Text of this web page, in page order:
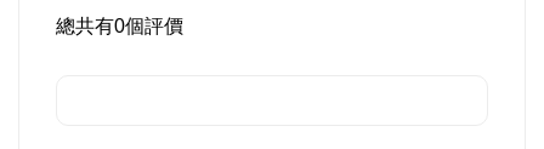
總共有0個評價